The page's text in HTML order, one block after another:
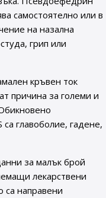
самостоятелно или в
на назална
грип или
кръвен ток
причина за големи и
са главоболие, гадене,
за малък брой
лекарствени
са направени